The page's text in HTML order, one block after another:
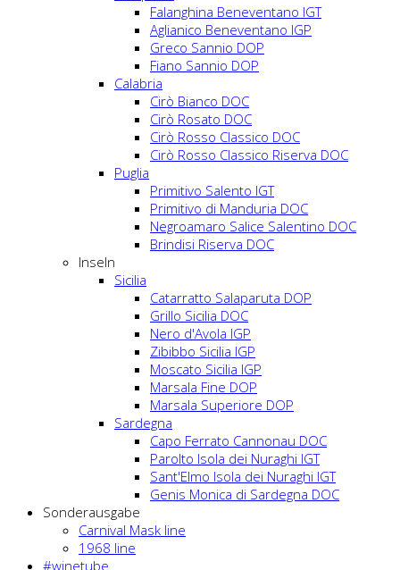
Falanghina Beneventano IGT
Aglianico Beneventano IGP
Greco Sannio DOP
Fiano Sannio DOP
Calabria
Cirò Bianco DOC
Cirò Rosato DOC
Cirò Rosso Classico DOC
Cirò Rosso Classico Riserva DOC
Puglia
Primitivo Salento IGT
Primitivo di Manduria DOC
Negroamaro Salice Salentino DOC
Brindisi Riserva DOC
Inseln
Sicilia
Catarratto Salaparuta DOP
Grillo Sicilia DOC
Nero d'Avola IGP
Zibibbo Sicilia IGP
Moscato Sicilia IGP
Marsala Fine DOP
Marsala Superiore DOP
Sardegna
Capo Ferrato Cannonau DOC
Parolto Isola dei Nuraghi IGT
Sant'Elmo Isola dei Nuraghi IGT
Genis Monica di Sardegna DOC
Sonderausgabe
Carnival Mask line
1968 line
#winetube